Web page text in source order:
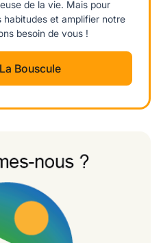
de la vie. Mais pour
et amplifier notre
besoin de vous !
Bouscule